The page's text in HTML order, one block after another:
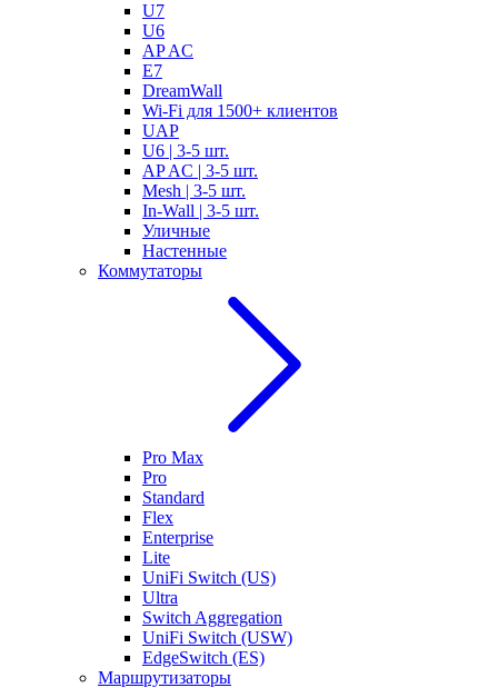
U7
U6
AP AC
E7
DreamWall
Wi-Fi для 1500+ клиентов
UAP
U6 | 3-5 шт.
AP AC | 3-5 шт.
Mesh | 3-5 шт.
In-Wall | 3-5 шт.
Уличные
Настенные
Коммутаторы
Pro Max
Pro
Standard
Flex
Enterprise
Lite
UniFi Switch (US)
Ultra
Switch Aggregation
UniFi Switch (USW)
EdgeSwitch (ES)
Маршрутизаторы